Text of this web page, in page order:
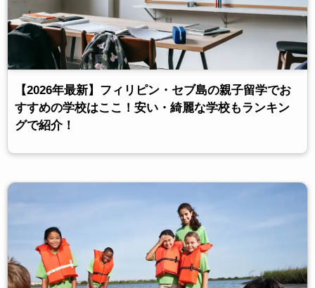
【2026年最新】フィリピン・セブ島の親子留学でお
すすめの学校はここ！安い・綺麗な学校もランキン
グで紹介！